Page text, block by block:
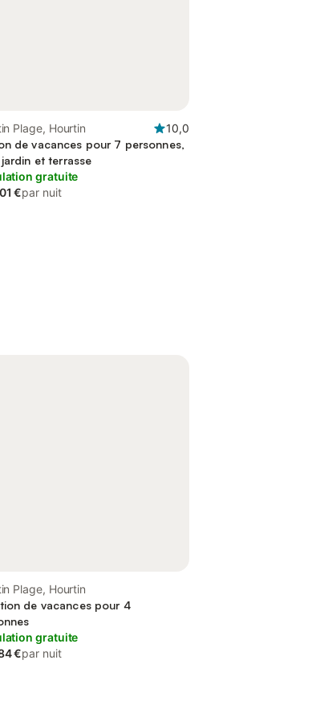
Plage, Hourtin
10,0
de vacances pour 7 personnes,
et terrasse
gratuite
€par nuit
Plage, Hourtin
de vacances pour 4
gratuite
€par nuit